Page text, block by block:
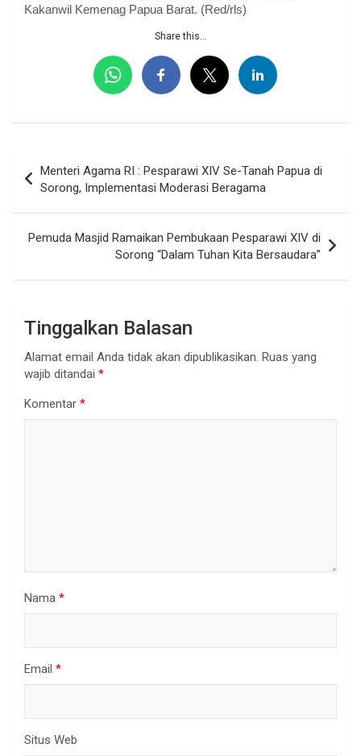
Kakanwil Kemenag Papua Barat. (Red/rls)
Share this...
pos
Menteri Agama RI : Pesparawi XIV Se-Tanah Papua di
Sorong, Implementasi Moderasi Beragama
Pemuda Masjid Ramaikan Pembukaan Pesparawi XIV di
Sorong “Dalam Tuhan Kita Bersaudara”
Tinggalkan Balasan
Alamat email Anda tidak akan dipublikasikan. Ruas yang
wajib ditandai *
Komentar *
Nama *
Email *
Situs Web